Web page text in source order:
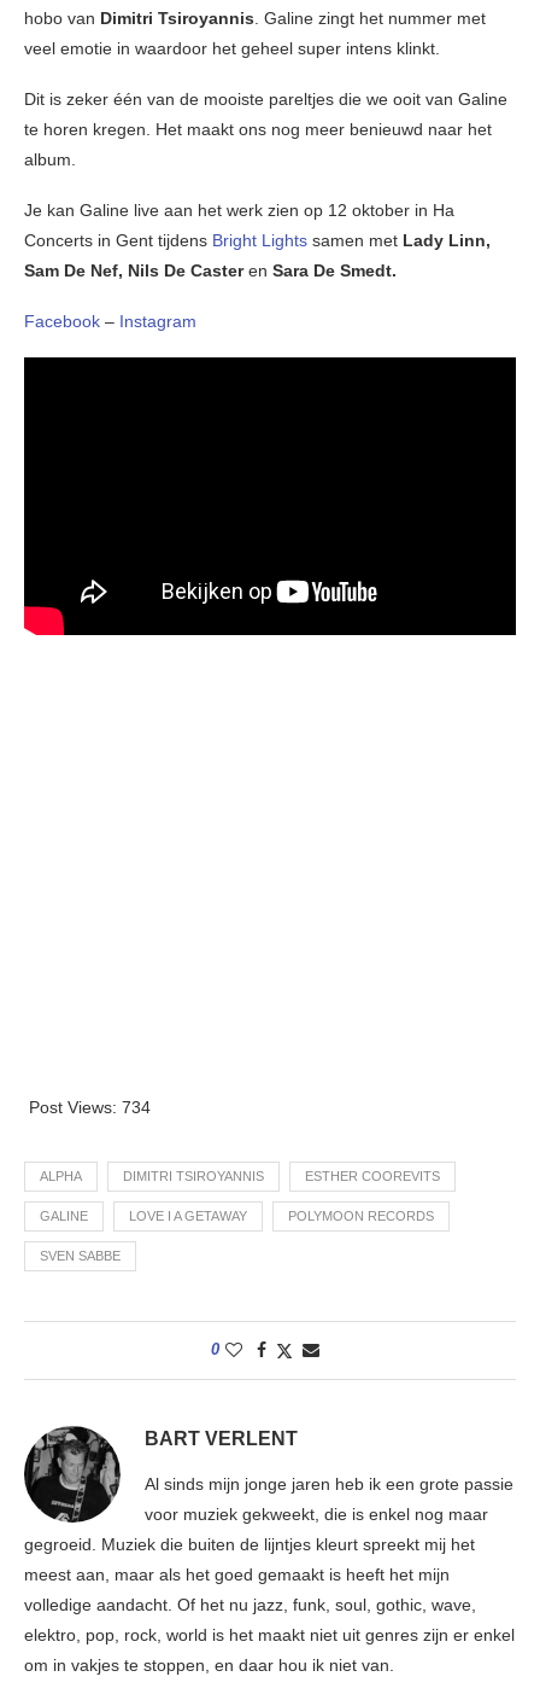
hobo van Dimitri Tsiroyannis . Galine zingt het nummer met
veel emotie in waardoor het geheel super intens klinkt.
Dit is zeker één van de mooiste pareltjes die we ooit van Galine
te horen kregen. Het maakt ons nog meer benieuwd naar het
album.
Je kan Galine live aan het werk zien op 12 oktober in Ha
Concerts in Gent tijdens Bright Lights samen met Lady Linn,
Sam De Nef, Nils De Casteren Sara De Smedt.
Facebook – Instagram
Post Views: 734
ALPHA DIMITRI TSIROYANNIS ESTHER COOREVITS
GALINE LOVE I A GETAWAY POLYMOON RECORDS
SVEN SABBE
0
BART VERLENT
Al sinds mijn jonge jaren heb ik een grote passie
voor muziek gekweekt, die is enkel nog maar
gegroeid. Muziek die buiten de lijntjes kleurt spreekt mij het
meest aan, maar als het goed gemaakt is heeft het mijn
volledige aandacht. Of het nu jazz, funk, soul, gothic, wave,
elektro, pop, rock, world is het maakt niet uit genres zijn er enkel
om in vakjes te stoppen, en daar hou ik niet van.